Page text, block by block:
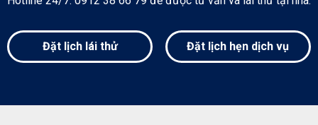
Đặt lịch lái thử Đặt lịch hẹn dịch vụ